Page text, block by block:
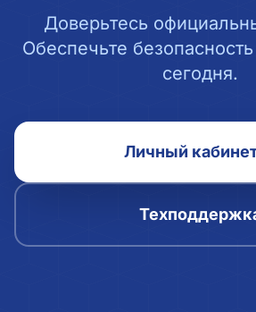
Доверьтесь
Обеспечьте
сегодня.
Личный